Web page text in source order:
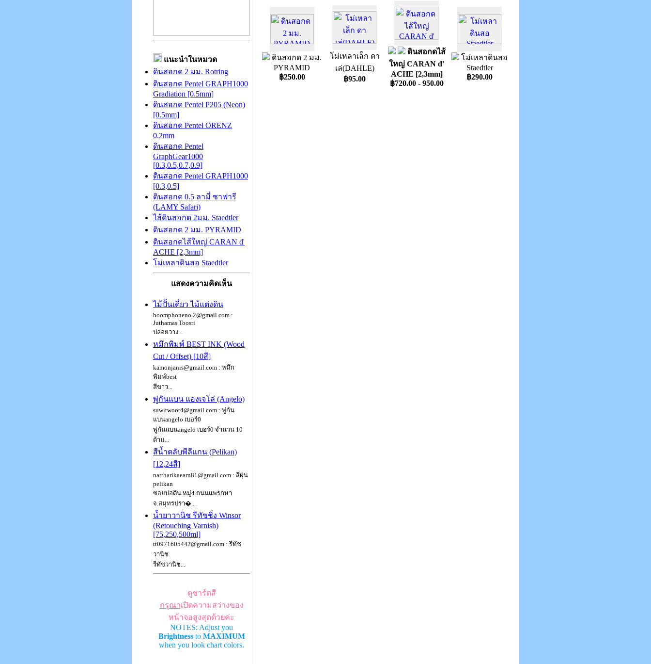
แนะนำในหมวด
ดินสอกด 2 มม. Rotring
ดินสอกด Pentel GRAPH1000
Gradiation [0.5mm]
ดินสอกด Pentel P205 (Neon)
[0.5mm]
ดินสอกด Pentel ORENZ
0.2mm
ดินสอกด Pentel
GraphGear1000
[0.3,0.5,0.7,0.9]
ดินสอกด Pentel GRAPH1000
[0.3,0.5]
ดินสอกด 0.5 ลามี่ ซาฟารี
(LAMY Safari)
ไส้ดินสอกด 2มม. Staedtler
ดินสอกด 2 มม. PYRAMID
ดินสอกดไส้ใหญ่ CARAN d'
ACHE [2,3mm]
โม่เหลาดินสอ Staedtler
แสดงความคิดเห็น
ไม้ปั้นเดี่ยว ไม้แต่งดิน
boomphoneno.2@gmail.com :
Juthamas Toosri
ปล่อยวาง...
หมึกพิมพ์ BEST INK (Wood
Cut / Offset) [10สี]
kamonjanis@gmail.com : หมึก
พิมพ์best
สีขาว...
พู่กันแบน แองเจโล่ (Angelo)
suwitwoot4@gmail.com : พู่กัน
แบนangelo เบอร์0
พู่กันแบนangelo เบอร์0 จำนวน 10
ด้าม...
สีน้ำตลับพีลีแกน (Pelikan)
[12,24สี]
nattharikaearn81@gmail.com : สีฝุ่น
pelikan
ซอยบ่อดิน หมู่4 ถนนแพรกษา
จ.สมุทรปรา�...
น้ำยาวานิช รีทัชชิ่ง Winsor
(Retouching Varnish)
[75,250,500ml]
tt0971605442@gmail.com : รีทัช
วานิช
รีทัชวานิช...
ดูชาร์ตสี
กรุณาเปิดความสว่างของ
หน้าจอสูงสุดด้วยค่ะ
NOTES: Adjust you
Brightnessto MAXIMUM
when you look chart colors.
ดินสอกด 2 มม.
PYRAMID
฿250.00
โม่เหลาเล็ก ดา
เล่(DAHLE)
฿95.00
ดินสอกดไส้
ใหญ่ CARAN d'
ACHE [2,3mm]
฿720.00 - 950.00
โม่เหลาดินสอ
Staedtler
฿290.00